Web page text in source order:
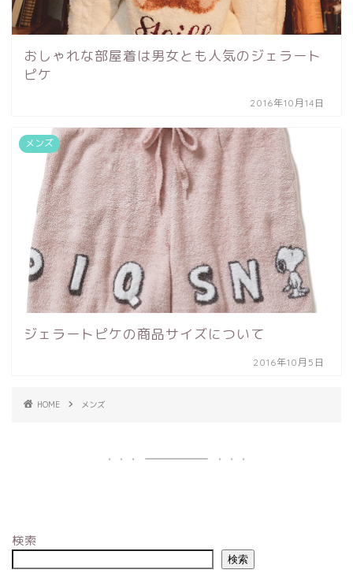
おしゃれな部屋着は男女とも人気のジェラート
ピケ
2016年10月14日
メンズ
ジェラートピケの商品サイズについて
2016年10月5日
HOME メンズ
検索
検索